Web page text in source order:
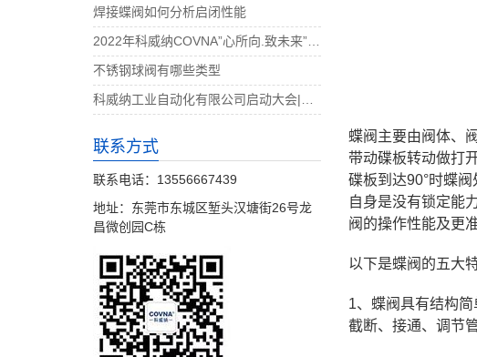
蝶阀主要由阀体、
带动碟板转动做打
碟板到达90°时蝶
自身是没有锁定能
阀的操作性能及更
以下是蝶阀的五大特
1、蝶阀具有结构
截断、接通、调节
焊接蝶阀如何分析启闭性能
不锈钢球阀有哪些类型
联系方式
联系电话：13556667439
地址：东莞市东城区堑头汉塘街26号龙
昌微创园C栋